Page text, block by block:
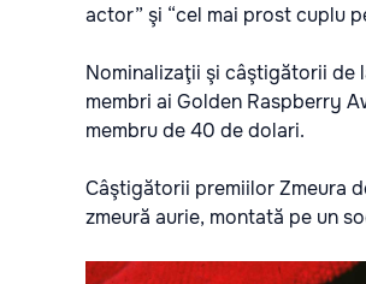
actor” şi “cel mai prost cuplu
Nominalizaţii şi câştigătorii de
membri ai Golden Raspberry
membru de 40 de dolari.
Câştigătorii premiilor Zmeura
zmeură aurie, montată pe un